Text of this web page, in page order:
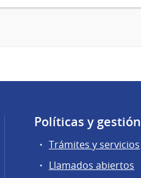
Políticas y gestión
Trámites y servicios
Llamados abiertos